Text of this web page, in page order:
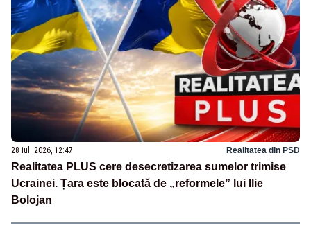
28 iul. 2026, 12:47 Realitatea din PSD
Realitatea PLUS cere desecretizarea sumelor trimise
Ucrainei. Țara este blocată de „reformele” lui Ilie
Bolojan